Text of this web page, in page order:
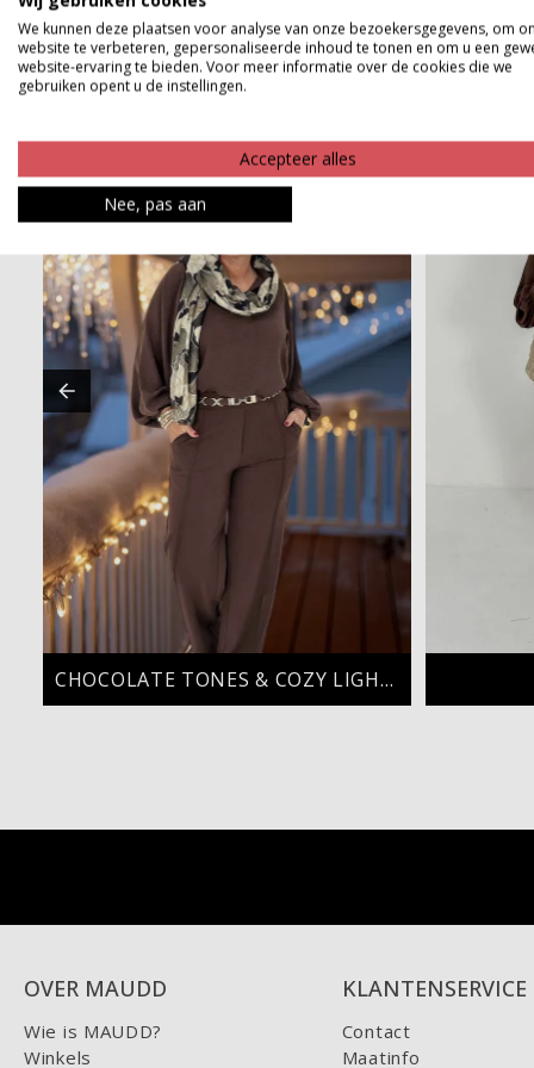
CHOCOLATE TONES & COZY LIGHTS
OVER MAUDD
Wie is MAUDD?
Winkels
KLANTENSERVICE
Contact
Maatinfo
We kunnen deze plaatsen voor analyse van onze bezoekersgegevens, om
website te verbeteren, gepersonaliseerde inhoud te tonen en om u een
website-ervaring te bieden. Voor meer informatie over de cookies die we
gebruiken opent u de instellingen.
Accepteer alles
Nee, pas aan